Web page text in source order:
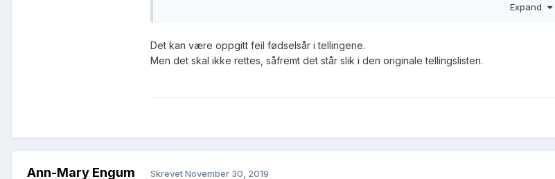
Vennligst rett opp og bekreft når utført, da dette ikke har vært kjent for meg siden d.d.
Expand
Det kan være oppgitt feil fødselsår i tellingene.
Men det skal ikke rettes, såfremt det står slik i den originale tellingslisten.
Ann-Mary Engum SkrevetNovember 30, 2019